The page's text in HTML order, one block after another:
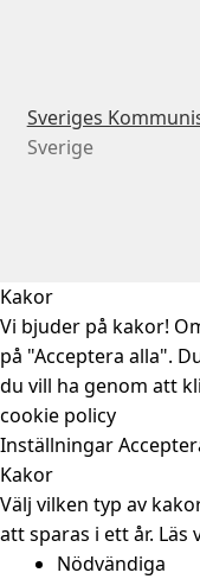
Sveriges
Sverige
Kakor
Vi bjuder på kakor!
på "Acceptera alla".
du vill ha genom att
cookie policy
Inställningar
Kakor
Välj vilken typ av
att sparas i ett år. Läs
Nödvändiga